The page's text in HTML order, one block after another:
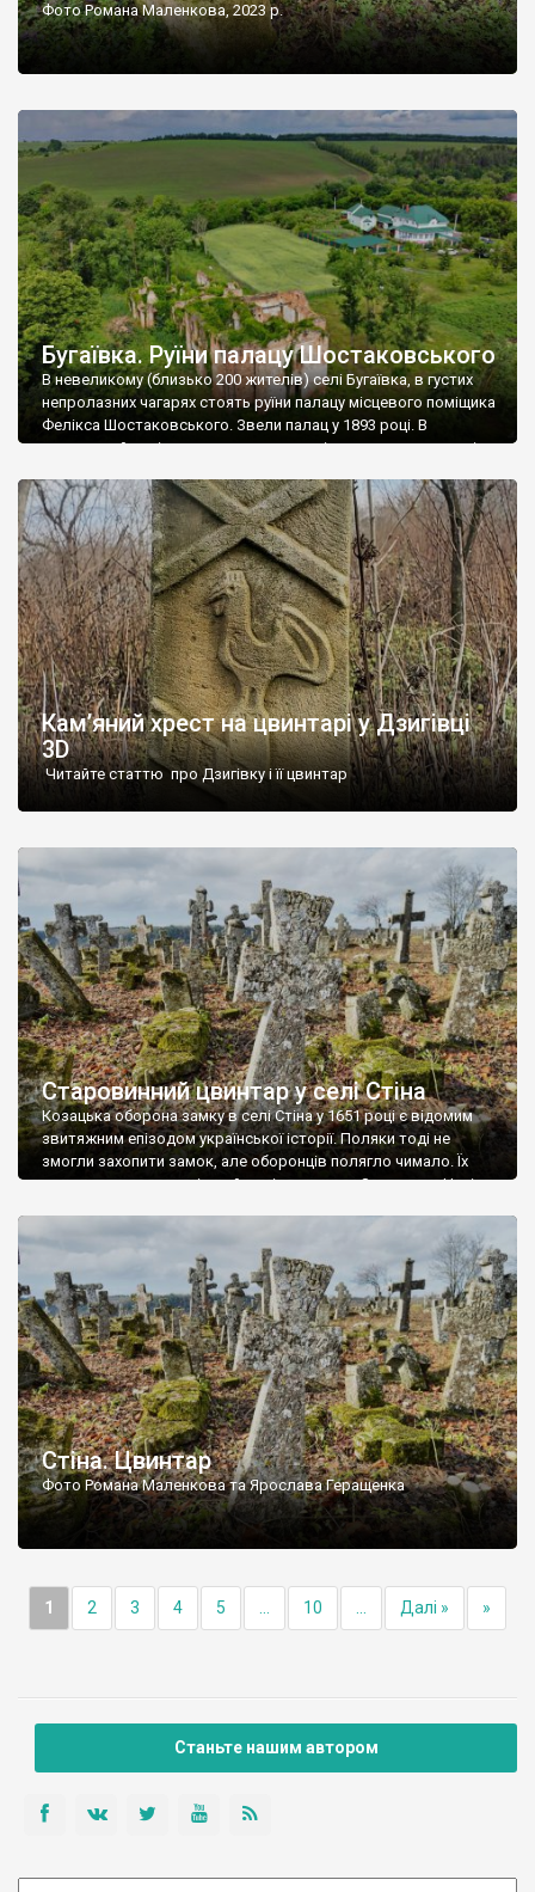
Фото Романа Маленкова, 2023 р.
Бугаївка. Руїни палацу Шостаковського
В невеликому (близько 200 жителів) селі Бугаївка, в густих
непролазних чагарях стоять руїни палацу місцевого поміщика
Фелікса Шостаковського. Звели палац у 1893 році. В
радянський період у ньому спочатку містилася школа, потім
століття тут розмістили туберкульозну лікарню. Коли із
палацу виїхала лікарня – ми точно не […]
Кам’яний хрест на цвинтарі у Дзигівці
3D
Читайте статтю про Дзигівку і її цвинтар
Старовинний цвинтар у селі Стіна
Козацька оборона замку в селі Стіна у 1651 році є відомим
звитяжним епізодом української історії. Поляки тоді не
змогли захопити замок, але оборонців полягло чимало. Їх
поховали на цвинтарі, який тоді називався Замковим. Нині на
ньому чимало хрестів 19 століття, є такі, де епітафії стер […]
Стіна. Цвинтар
Фото Романа Маленкова та Ярослава Геращенка
1 2 3 4 5 10 Далі » »
Станьте нашим автором